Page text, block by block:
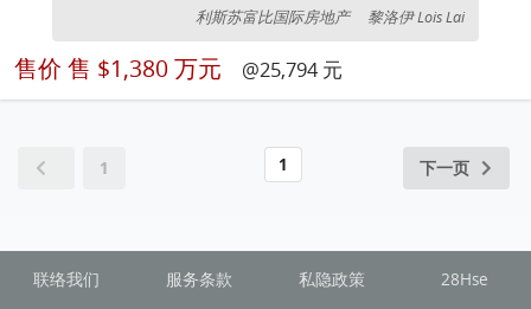
利斯苏富比国际房地产 黎洛伊 Lois Lai
售价 售 $1,380 万元 @25,794 元
1 1 下一页
联络我们 服务条款 私隐政策 28Hse